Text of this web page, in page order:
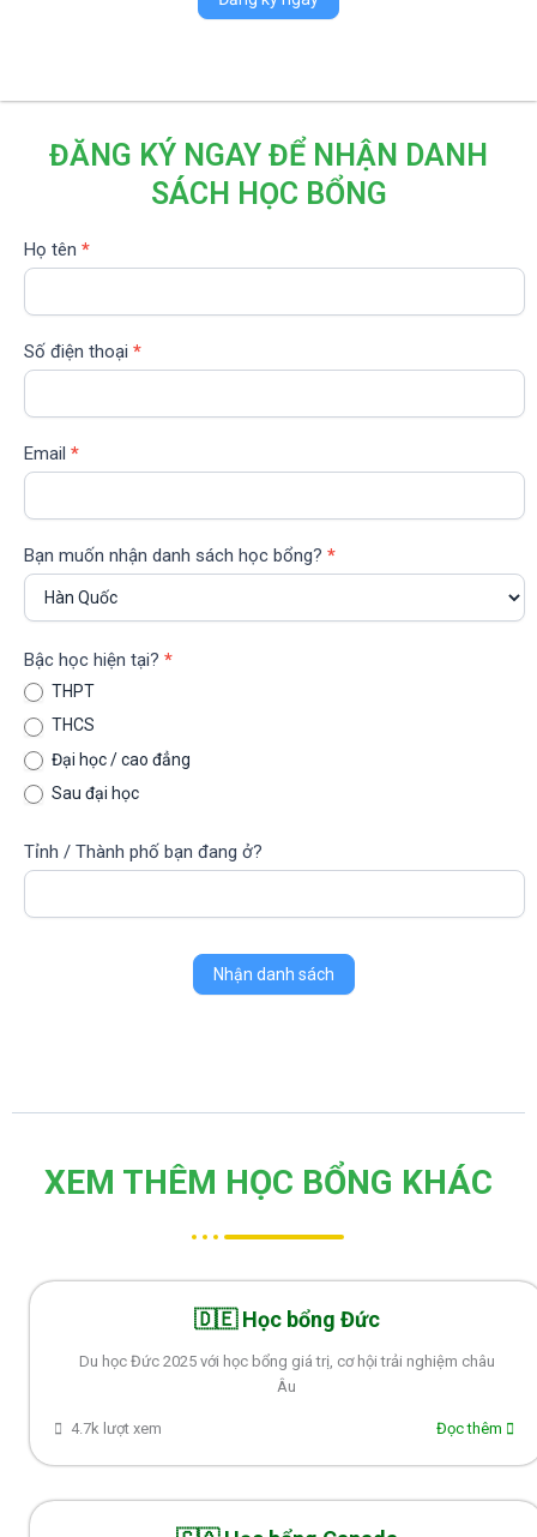
ĐĂNG KÝ NGAY ĐỂ NHẬN DANH
SÁCH HỌC BỔNG
Đăng
ký
bổng
Họ tên *
Số điện thoại *
Email *
Bạn muốn nhận danh sách học bổng? *
Bậc học hiện tại? *
THPT
THCS
Đại học / cao đẳng
Sau đại học
Tỉnh / Thành phố bạn đang ở?
Nhận danh sách
XEM THÊM HỌC BỔNG KHÁC
🇩🇪 Học bổng Đức
Du học Đức 2025 với học bổng giá trị, cơ hội trải nghiệm châu
Âu
4.7k lượt xem Đọc thêm